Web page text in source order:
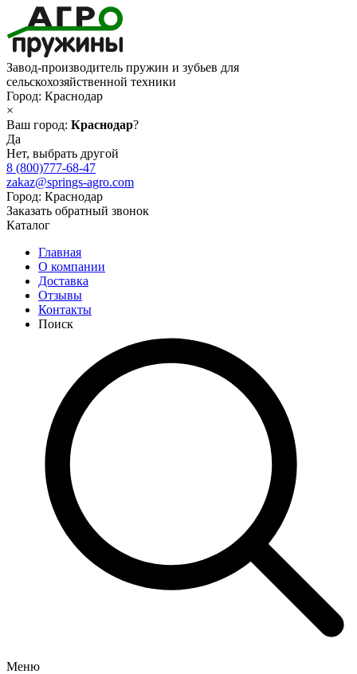
Завод-производитель пружин и зубьев для
сельскохозяйственной техники
Город: Краснодар
×
Ваш город: Краснодар?
Да
Нет, выбрать другой
8 (800)777-68-47
zakaz@springs-agro.com
Город: Краснодар
Заказать обратный звонок
Каталог
Главная
О компании
Доставка
Отзывы
Контакты
Поиск
Меню